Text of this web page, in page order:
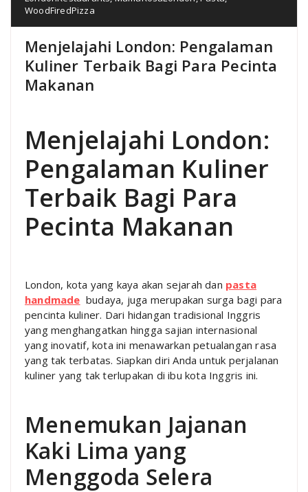
WoodFiredPizza
Menjelajahi London: Pengalaman
Kuliner Terbaik Bagi Para Pecinta
Makanan
Menjelajahi London:
Pengalaman Kuliner
Terbaik Bagi Para
Pecinta Makanan
London, kota yang kaya akan sejarah dan pasta
handmade budaya, juga merupakan surga bagi para
pencinta kuliner. Dari hidangan tradisional Inggris
yang menghangatkan hingga sajian internasional
yang inovatif, kota ini menawarkan petualangan rasa
yang tak terbatas. Siapkan diri Anda untuk perjalanan
kuliner yang tak terlupakan di ibu kota Inggris ini.
Menemukan Jajanan
Kaki Lima yang
Menggoda Selera